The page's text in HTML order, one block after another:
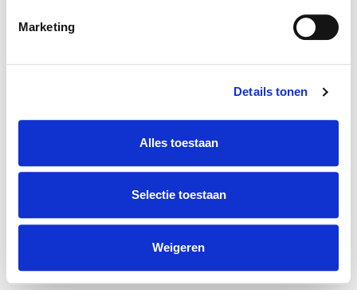
Marketing
Details tonen
Alles toestaan
Selectie toestaan
Weigeren